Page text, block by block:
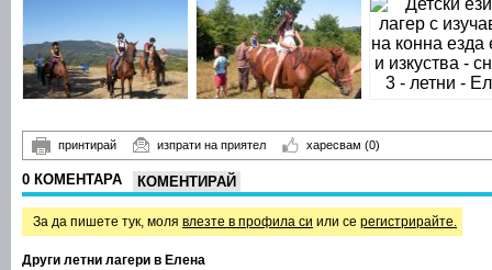
принтирай изпрати на приятел харесвам (0)
0 КОМЕНТАРА КОМЕНТИРАЙ
За да пишете тук, моля влезте в профила си или се регистрирайте.
Други летни лагери в Елена